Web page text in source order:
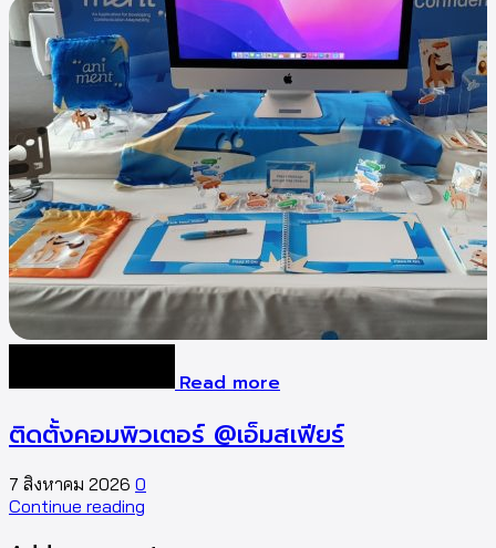
Read more
ติดตั้งคอมพิวเตอร์ @เอ็มสเฟียร์
7 สิงหาคม 2026 0
Continue reading